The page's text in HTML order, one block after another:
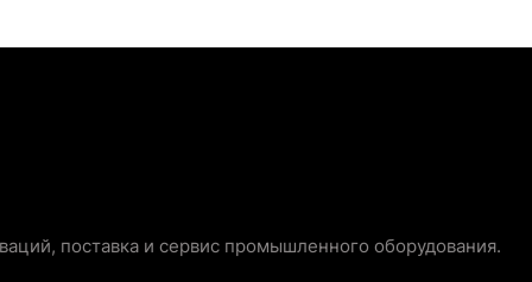
поставка и сервис промышленного оборудования.